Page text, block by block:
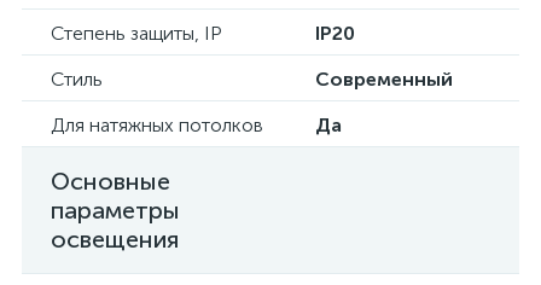
Степень защиты, IP
IP20
Стиль
Современный
Для натяжных потолков
Да
Основные
параметры
освещения